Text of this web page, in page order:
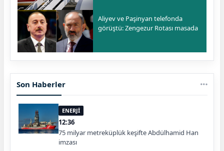
Aliyev ve Paşinyan telefonda
görüştü: Zengezur Rotası masada
Son Haberler
ENERJİ
12:36
75 milyar metreküplük keşifte Abdülhamid Han
imzası